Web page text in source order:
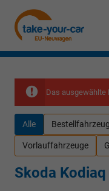
Das ausgewählte
Alle
Vorlauffahrzeuge
Skoda Kodiaq